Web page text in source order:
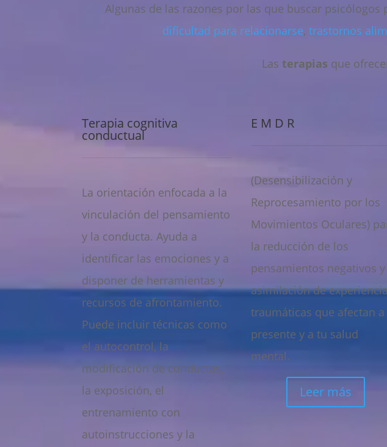
Algunas de las razones por las que buscar psicólogos
dificultad para relacionarse, trastornos
Las terapias que
Terapia cognitiva
conductual
La orientación enfocada a la
vinculación del pensamiento
y la conducta. Ayuda a
identificar las emociones y a
disponer de herramientas y
recursos de afrontamiento.
Puede incluir técnicas como
el autocontrol, la
modificación de conductas,
la exposición, el
entrenamiento con
autoinstrucciones y la
E M D R
(Desensibilización y
Reprocesamiento por los
Movimientos Oculares)
la reducción de los
pensamientos negativos
asimilación de
traumáticas que afectan
presente y a tu salud
mental.
Leer más